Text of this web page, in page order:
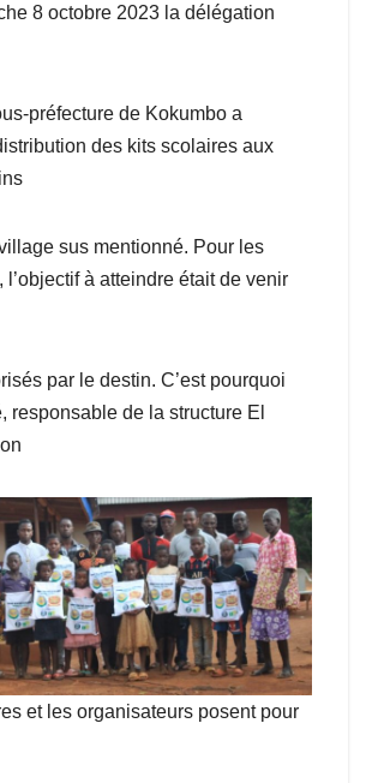
8 octobre 2023 la délégation
préfecture de Kokumbo a
des kits scolaires aux
sus mentionné. Pour les
l’objectif à atteindre était de venir
par le destin. C’est pourquoi
responsable de la structure El
et les organisateurs posent pour